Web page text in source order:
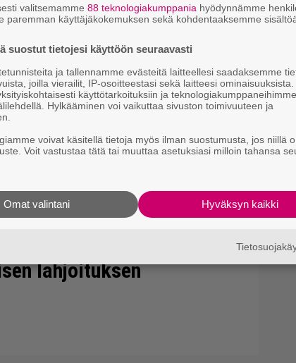
lahjoituksen
valitsemamme 88 teknologiakumppania hyödynnämme
paremman käyttäjäkokemuksen sekä kohdentaaksemme
suostut tietojesi käyttöön seuraavasti
ja tallennamme evästeitä laitteellesi saadaksemme
joilla vierailit, IP-osoitteestasi sekä laitteesi
käyttötarkoituksiin ja teknologiakumppaneihimme
Hylkääminen voi vaikuttaa sivuston toimivuuteen ja
voivat käsitellä tietoja myös ilman suostumusta, jos niillä
Voit vastustaa tätä tai muuttaa asetuksiasi milloin tahansa
Hyväksyn kaikki
Omat valintani